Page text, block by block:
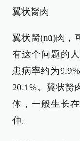
翼状胬肉
翼状胬(nǔ)肉，
有这个问题的
患病率约为
20.1%。翼状胬
体，一般生长
伸。